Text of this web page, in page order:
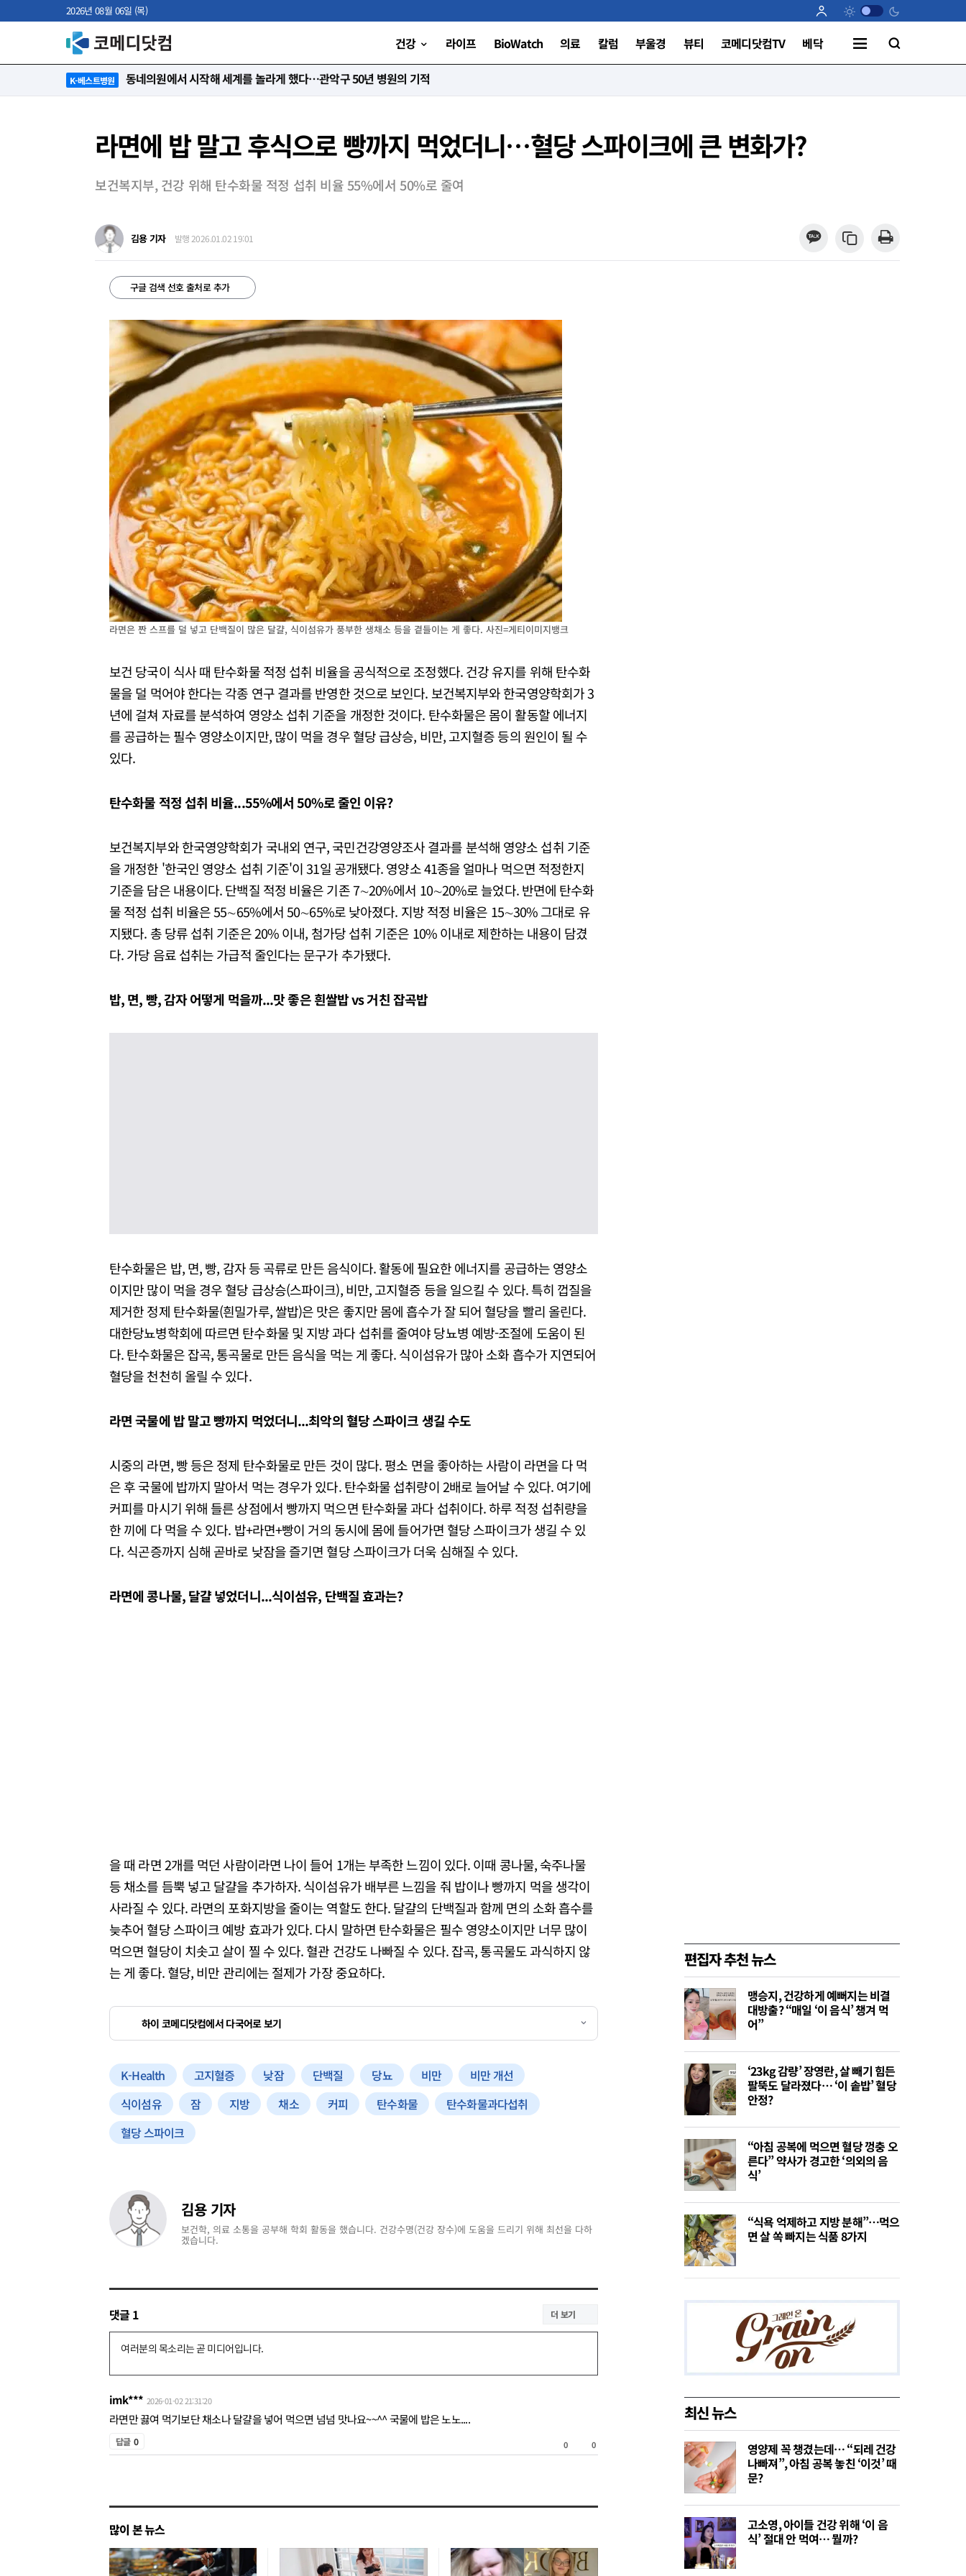
2026년 08월 06일 (목)
건강 라이프 BioWatch 의료 칼럼 부울경 뷰티 코메디닷컴TV 베닥
K-베스트병원 “절대 먼저 말하지 않아요. 대신 먼저 듣습니다”
라면에 밥 말고 후식으로 빵까지 먹었더니…혈당 스파이크에 큰 변화가?
보건복지부, 건강 위해 탄수화물 적정 섭취 비율 55%에서 50%로 줄여
김용 기자 발행 2026.01.02 19:01
구글 검색 선호 출처로 추가
라면은 짠 스프를 덜 넣고 단백질이 많은 달걀, 식이섬유가 풍부한 생채소 등을 곁들이는 게 좋다. 사진=게티이미지뱅크
보건 당국이 식사 때 탄수화물 적정 섭취 비율을 공식적으로 조정했다. 건강 유지를 위해 탄수화
물을 덜 먹어야 한다는 각종 연구 결과를 반영한 것으로 보인다. 보건복지부와 한국영양학회가 3
년에 걸쳐 자료를 분석하여 영양소 섭취 기준을 개정한 것이다. 탄수화물은 몸이 활동할 에너지
를 공급하는 필수 영양소이지만, 많이 먹을 경우 혈당 급상승, 비만, 고지혈증 등의 원인이 될 수
있다.
탄수화물 적정 섭취 비율...55%에서 50%로 줄인 이유?
보건복지부와 한국영양학회가 국내외 연구, 국민건강영양조사 결과를 분석해 영양소 섭취 기준
을 개정한 '한국인 영양소 섭취 기준'이 31일 공개됐다. 영양소 41종을 얼마나 먹으면 적정한지
기준을 담은 내용이다. 단백질 적정 비율은 기존 7∼20%에서 10∼20%로 늘었다. 반면에 탄수화
물 적정 섭취 비율은 55∼65%에서 50∼65%로 낮아졌다. 지방 적정 비율은 15∼30% 그대로 유
지됐다. 총 당류 섭취 기준은 20% 이내, 첨가당 섭취 기준은 10% 이내로 제한하는 내용이 담겼
다. 가당 음료 섭취는 가급적 줄인다는 문구가 추가됐다.
밥, 면, 빵, 감자 어떻게 먹을까...맛 좋은 흰쌀밥 vs 거친 잡곡밥
탄수화물은 밥, 면, 빵, 감자 등 곡류로 만든 음식이다. 활동에 필요한 에너지를 공급하는 영양소
이지만 많이 먹을 경우 혈당 급상승(스파이크), 비만, 고지혈증 등을 일으킬 수 있다. 특히 껍질을
제거한 정제 탄수화물(흰밀가루, 쌀밥)은 맛은 좋지만 몸에 흡수가 잘 되어 혈당을 빨리 올린다.
대한당뇨병학회에 따르면 탄수화물 및 지방 과다 섭취를 줄여야 당뇨병 예방-조절에 도움이 된
다. 탄수화물은 잡곡, 통곡물로 만든 음식을 먹는 게 좋다. 식이섬유가 많아 소화 흡수가 지연되어
혈당을 천천히 올릴 수 있다.
라면 국물에 밥 말고 빵까지 먹었더니...최악의 혈당 스파이크 생길 수도
시중의 라면, 빵 등은 정제 탄수화물로 만든 것이 많다. 평소 면을 좋아하는 사람이 라면을 다 먹
은 후 국물에 밥까지 말아서 먹는 경우가 있다. 탄수화물 섭취량이 2배로 늘어날 수 있다. 여기에
커피를 마시기 위해 들른 상점에서 빵까지 먹으면 탄수화물 과다 섭취이다. 하루 적정 섭취량을
한 끼에 다 먹을 수 있다. 밥+라면+빵이 거의 동시에 몸에 들어가면 혈당 스파이크가 생길 수 있
다. 식곤증까지 심해 곧바로 낮잠을 즐기면 혈당 스파이크가 더욱 심해질 수 있다.
라면에 콩나물, 달걀 넣었더니...식이섬유, 단백질 효과는?
을 때 라면 2개를 먹던 사람이라면 나이 들어 1개는 부족한 느낌이 있다. 이때 콩나물, 숙주나물
등 채소를 듬뿍 넣고 달걀을 추가하자. 식이섬유가 배부른 느낌을 줘 밥이나 빵까지 먹을 생각이
사라질 수 있다. 라면의 포화지방을 줄이는 역할도 한다. 달걀의 단백질과 함께 면의 소화 흡수를
늦추어 혈당 스파이크 예방 효과가 있다. 다시 말하면 탄수화물은 필수 영양소이지만 너무 많이
먹으면 혈당이 치솟고 살이 찔 수 있다. 혈관 건강도 나빠질 수 있다. 잡곡, 통곡물도 과식하지 않
는 게 좋다. 혈당, 비만 관리에는 절제가 가장 중요하다.
하이 코메디닷컴에서 다국어로 보기
K-Health 고지혈증 낮잠 단백질 당뇨 비만
비만 개선
식이섬유
잠 지방 채소 커피 탄수화물
탄수화물과다섭취
혈당 스파이크
김용 기자
보건학, 의료 소통을 공부해 학회 활동을 했습니다. 건강수명(건강 장수)에 도움을 드리기 위해 최선을 다하
겠습니다.
댓글 1 더 보기
댓
쓰
기
imk*** 2026-01-02 21:31:20
라면만 끓여 먹기보단 채소나 달걀을 넣어 먹으면 넘넘 맛나요~~^^ 국물에 밥은 노노....
답글 0
감/
감
0 0
많이 본 뉴스
편집자 추천 뉴스
맹승지, 건강하게 예뻐지는 비결
대방출? “매일 ‘이 음식’ 챙겨 먹
어”
‘23kg 감량’ 장영란, 살 빼기 힘든
팔뚝도 달라졌다… ‘이 솥밥’ 혈당
안정?
“아침 공복에 먹으면 혈당 껑충 오
른다” 약사가 경고한 ‘의외의 음
식’
“식욕 억제하고 지방 분해”…먹으
면 살 쏙 빠지는 식품 8가지
최신 뉴스
영양제 꼭 챙겼는데… “되레 건강
나빠져”, 아침 공복 놓친 ‘이것’ 때
문?
고소영, 아이들 건강 위해 ‘이 음
식’ 절대 안 먹여… 뭘까?